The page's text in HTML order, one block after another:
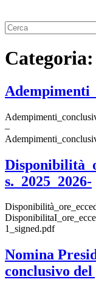
Categoria:
–
s._2025_2026-
1_signed.pdf
Nomina
conclusivo